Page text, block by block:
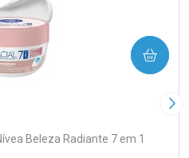
Beleza Radiante 7 em 1
COMPRAR